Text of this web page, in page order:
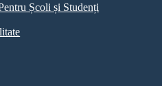
Școli și Studenți